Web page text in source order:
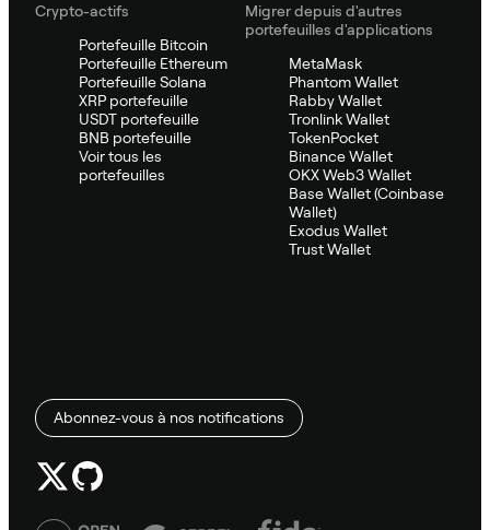
Crypto-actifs
Portefeuille Bitcoin
Portefeuille Ethereum
Portefeuille Solana
XRP portefeuille
USDT portefeuille
BNB portefeuille
Voir tous les
portefeuilles
Migrer depuis d'autres
portefeuilles d'applications
MetaMask
Phantom Wallet
Rabby Wallet
Tronlink Wallet
TokenPocket
Binance Wallet
OKX Web3 Wallet
Base Wallet (Coinbase
Wallet)
Exodus Wallet
Trust Wallet
Abonnez-vous à nos notifications